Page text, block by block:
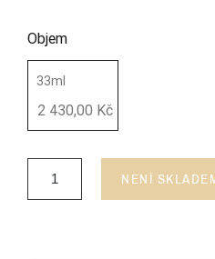
Objem
33ml
2 430,00 Kč
NENÍ